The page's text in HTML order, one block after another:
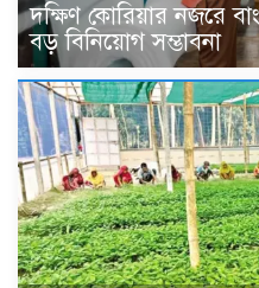
দক্ষিণ কোরিয়ার নজরে
বড় বিনিয়োগ সম্ভাবনা